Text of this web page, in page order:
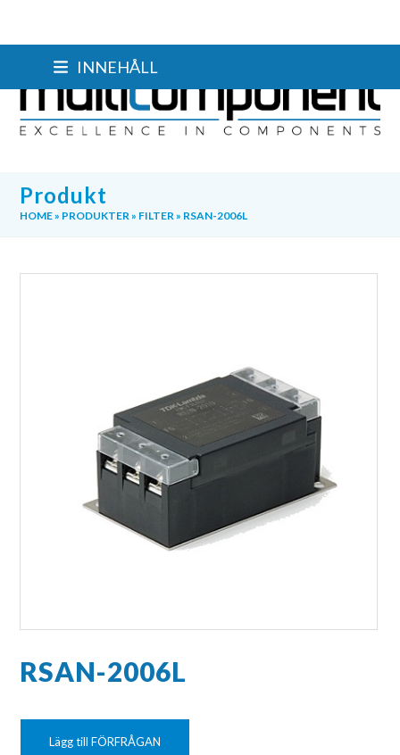
INNEHÅLL
Produkt
HOME» PRODUKTER» FILTER» RSAN-2006L
RSAN-2006L
Lägg till FÖRFRÅGAN